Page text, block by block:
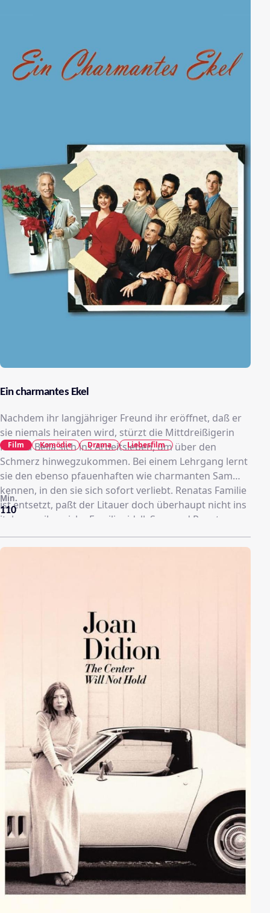
Ein charmantes Ekel
Nachdem ihr langjähriger Freund ihr eröffnet, daß er
sie niemals heiraten wird, stürzt die Mittdreißigerin
Renata Bella sich ins Arbeitsleben, um über den
Schmerz hinwegzukommen. Bei einem Lehrgang lernt
sie den ebenso pfauenhaften wie charmanten Sam
kennen, in den sie sich sofort verliebt. Renatas Familie
ist entsetzt, paßt der Litauer doch überhaupt nicht ins
italoamerikansiche Familienidyll. Sam und Renata
heiraten trotzdem und hoffen, dass irgendwann ihre
Familie Sam doch noch akzeptiert.
110
Min.
Film Komödie Drama Liebesfilm